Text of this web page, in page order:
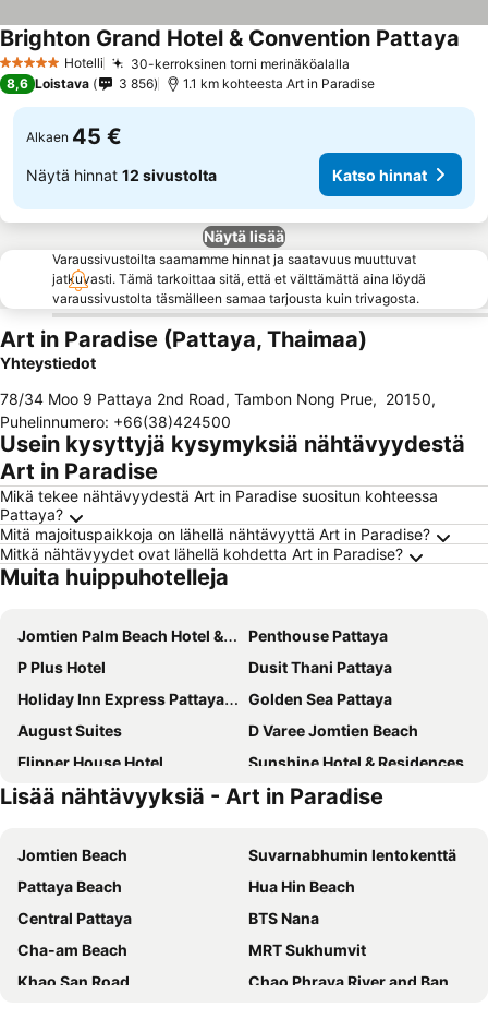
5 Tähtiluokitus
Hotelli 30-kerroksinen torni merinäköalalla
Brighton Grand Hotel & Convention Pattaya
8,6 Loistava 3 856 1.1 km kohteesta Art in Paradise
Alkaen 45 €
Näytä hinnat 12 sivustolta Katso hinnat
Näytä lisää
Varaussivustoilta saamamme hinnat ja saatavuus muuttuvat
jatkuvasti. Tämä tarkoittaa sitä, että et välttämättä aina löydä
varaussivustolta täsmälleen samaa tarjousta kuin trivagosta.
Art in Paradise (Pattaya, Thaimaa)
Yhteystiedot
78/34 Moo 9 Pattaya 2nd Road, Tambon Nong Prue, 20150,
Puhelinnumero: +66(38)424500
Usein kysyttyjä kysymyksiä nähtävyydestä
Art in Paradise
Mikä tekee nähtävyydestä Art in Paradise suositun kohteessa
Pattaya?
Mitä majoituspaikkoja on lähellä nähtävyyttä Art in Paradise?
Mitkä nähtävyydet ovat lähellä kohdetta Art in Paradise?
Muita huippuhotelleja
Jomtien Palm Beach Hotel & Resort
Penthouse Pattaya
P Plus Hotel
Dusit Thani Pattaya
Holiday Inn Express Pattaya Central By Ihg
Golden Sea Pattaya
August Suites
D Varee Jomtien Beach
Flipper House Hotel
Sunshine Hotel & Residences
Meliá Pattaya Hotel
Heeton Concept Hotel Pattaya by Compass Hospitality
LK The Empress
Fifth Pattaya Jomtien
Intimate Hotel Pattaya
Grande Centre Point Pattaya
Acqua Hotel
Royal Cliff Beach Hotel Pattaya
Adelphi Pattaya
Hotel Zing
Mercure Pattaya Ocean Resort
Holiday Inn Pattaya By Ihg
Lisää nähtävyyksiä - Art in Paradise
Jomtien Beach
Suvarnabhumin lentokenttä
Pattaya Beach
Hua Hin Beach
Central Pattaya
BTS Nana
Cha-am Beach
MRT Sukhumvit
Khao San Road
Chao Phraya River and Bangkok Waterways Cruise including Wat Arun